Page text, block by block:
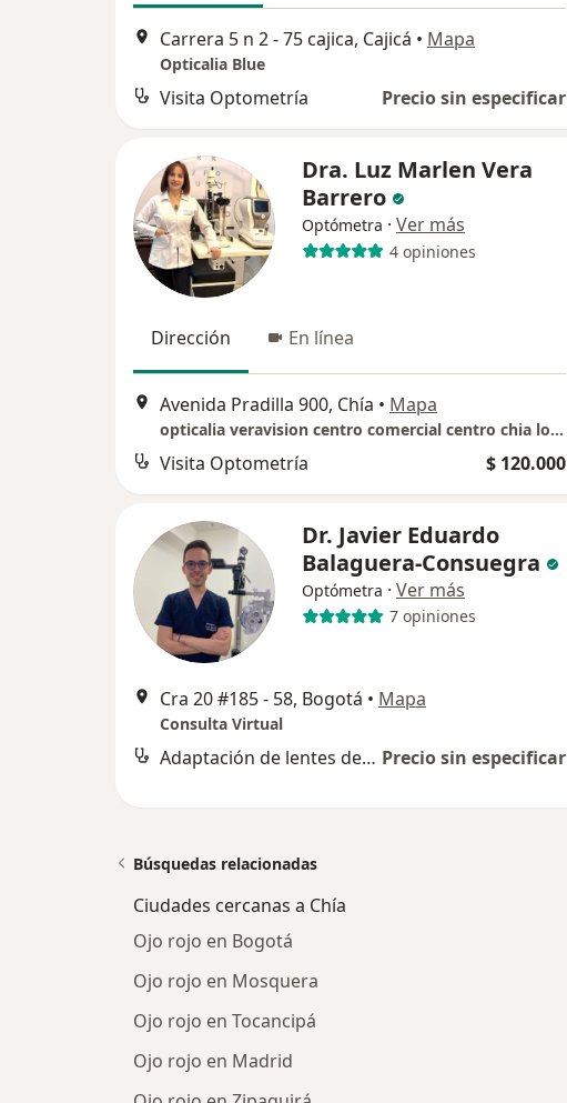
Carrera 5 n 2 - 75 cajica, Cajicá • Mapa
Opticalia Blue
Visita Optometría Precio sin especificar
Dra. Luz Marlen Vera
Barrero
Optómetra · Ver más
4 opiniones
Dirección En línea
Avenida Pradilla 900, Chía • Mapa
opticalia veravision centro comercial centro chia local 1048
Visita Optometría $ 120.000
Dr. Javier Eduardo
Balaguera-Consuegra
Optómetra · Ver más
7 opiniones
Cra 20 #185 - 58, Bogotá • Mapa
Consulta Virtual
Adaptación de lentes de contacto Precio sin especificar
Búsquedas relacionadas
Ciudades cercanas a Chía
Ojo rojo en Bogotá
Ojo rojo en Mosquera
Ojo rojo en Tocancipá
Ojo rojo en Madrid